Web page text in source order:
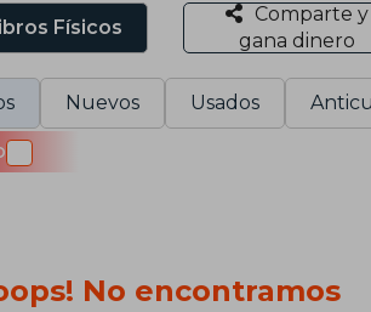
Físicos
Comparte y
gana dinero
Nuevos Usados
No encontramos